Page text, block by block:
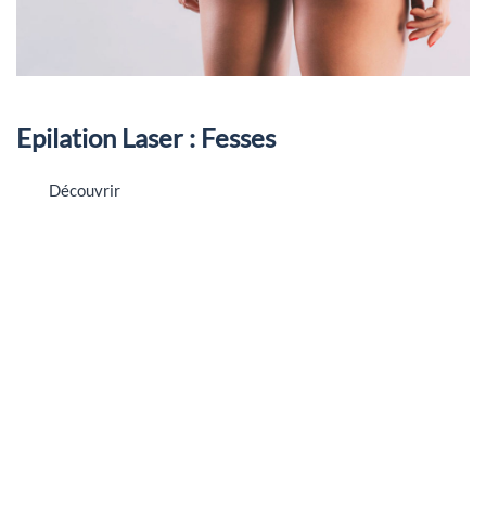
Epilation Laser : Fesses
Découvrir